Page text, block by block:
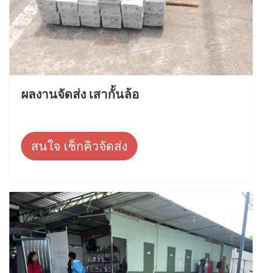
ผลงานจัดส่ง เสากั้นล้อ
สนใจ เช็กคิวจัดส่ง